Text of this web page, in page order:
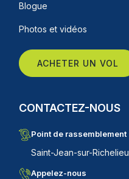
Blogue
Photos et vidéos
ACHETER UN VOL
CONTACTEZ-NOUS
Point de rassemblement
Saint-Jean-sur-Richelieu
Appelez-nous